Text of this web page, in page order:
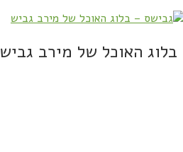
בלוג האוכל של מירב גביש